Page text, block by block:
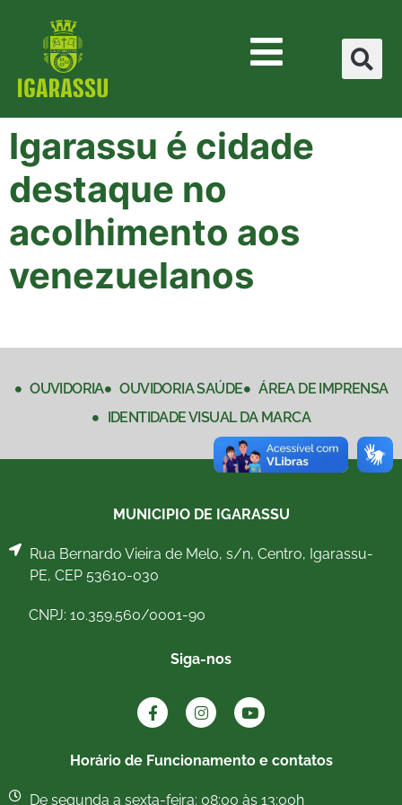
Igarassu é cidade
destaque no
acolhimento aos
venezuelanos
OUVIDORIA OUVIDORIA SAÚDE
ÁREA DE IMPRENSA
IDENTIDADE VISUAL DA MARCA
MUNICIPIO DE IGARASSU
Rua Bernardo Vieira de Melo, s/n, Centro, Igarassu-
PE, CEP 53610-030
CNPJ: 10.359.560/0001-90
Siga-nos
Horário de Funcionamento e contatos
De segunda a sexta-feira: 08:00 às 13:00h